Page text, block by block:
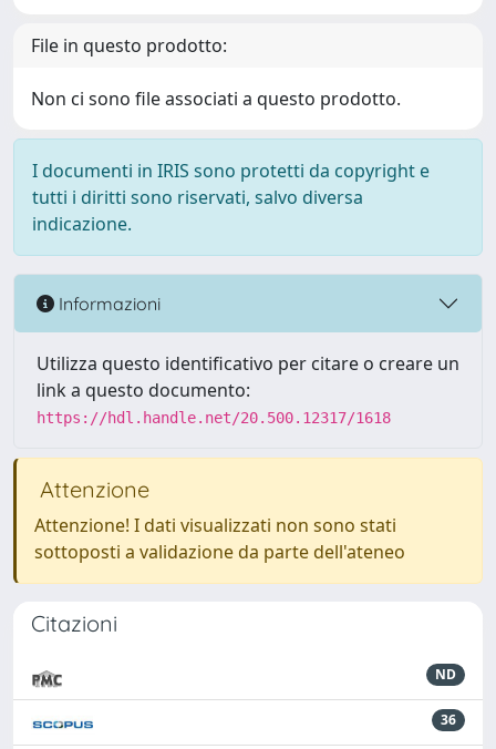
File in questo prodotto:
Non ci sono file associati a questo prodotto.
I documenti in IRIS sono protetti da copyright e
tutti i diritti sono riservati, salvo diversa
indicazione.
Informazioni
Utilizza questo identificativo per citare o creare un
link a questo documento:
https://hdl.handle.net/20.500.12317/1618
Attenzione
Attenzione! I dati visualizzati non sono stati
sottoposti a validazione da parte dell'ateneo
Citazioni
ND
36